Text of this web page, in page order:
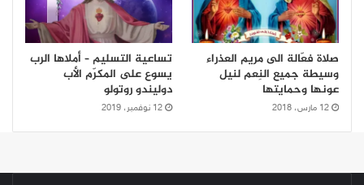
صلاة فعّالة الى مريم العذراء
وسيطة جميع النِعم لنيل
عونها وحمايتها
12 مارس، 2018
تساعية التسليم – أملاها الرب
يسوع على المكرّم الأب
دوليندو روتولو
12 نوفمبر، 2019